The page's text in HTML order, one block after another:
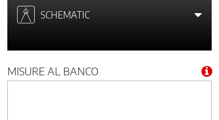
SCHEMATIC
MISURE AL BANCO